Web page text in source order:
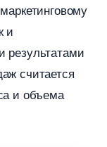
и
результатами
считается
и объема